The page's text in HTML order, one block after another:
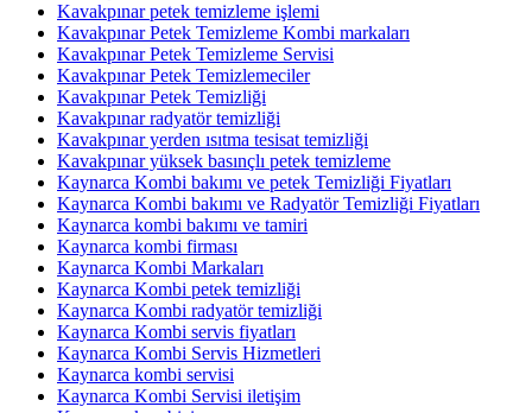
Kavakpınar petek temizleme işlemi
Kavakpınar Petek Temizleme Kombi markaları
Kavakpınar Petek Temizleme Servisi
Kavakpınar Petek Temizlemeciler
Kavakpınar Petek Temizliği
Kavakpınar radyatör temizliği
Kavakpınar yerden ısıtma tesisat temizliği
Kavakpınar yüksek basınçlı petek temizleme
Kaynarca Kombi bakımı ve petek Temizliği Fiyatları
Kaynarca Kombi bakımı ve Radyatör Temizliği Fiyatları
Kaynarca kombi bakımı ve tamiri
Kaynarca kombi firması
Kaynarca Kombi Markaları
Kaynarca Kombi petek temizliği
Kaynarca Kombi radyatör temizliği
Kaynarca Kombi servis fiyatları
Kaynarca Kombi Servis Hizmetleri
Kaynarca kombi servisi
Kaynarca Kombi Servisi iletişim